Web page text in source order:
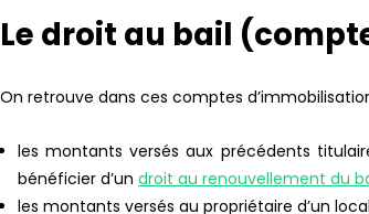
Le droit au bail
On retrouve dans ces comptes
les montants versés aux précédents
bénéficier d’un droit au renouvellement du
les montants versés au propriétaire d’un